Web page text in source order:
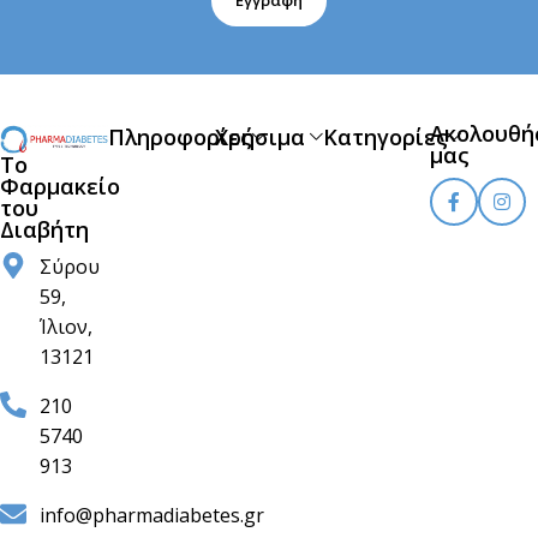
Το
Φαρμακείο
του
Διαβήτη
Σύρου
59,
Ίλιον,
13121
210
5740
913
info@pharmadiabetes.gr
ΠληροφορίεςΧρήσιμα Κατηγορίες
μας